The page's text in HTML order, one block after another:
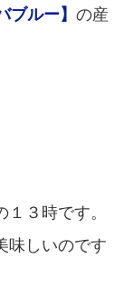
ブルー】 の産
３時です。
味しいのです